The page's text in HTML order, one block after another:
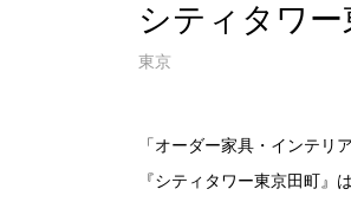
シティタワー
東京
「オーダー家具・インテリ
『シティタワー東京田町』は